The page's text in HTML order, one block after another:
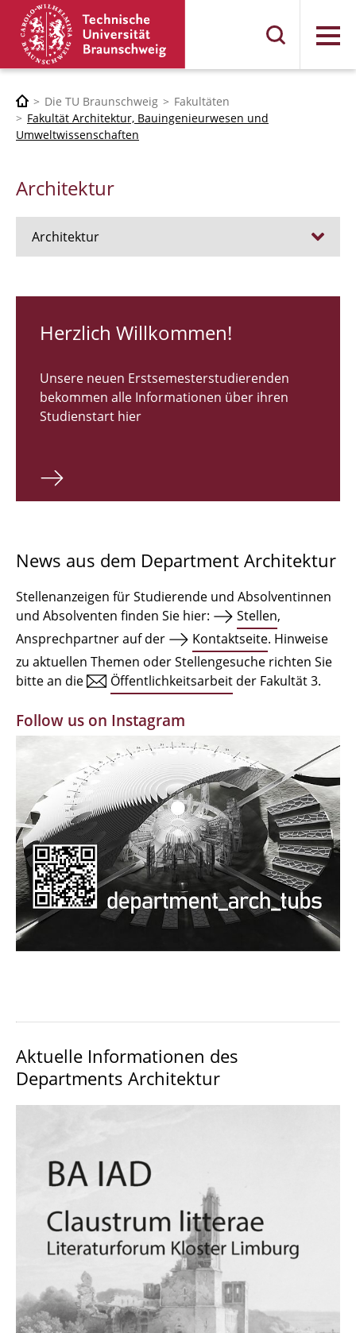
Menü
Die TU Braunschweig
Fakultäten
Fakultät Architektur, Bauingenieurwesen und
Umweltwissenschaften
Architektur
Architektur
RUNDGANG 26
Bachelor Architektur
Master Architektur
Qualifikationsprofil
Institute
Einrichtungen
Zeichensäle
MBW | Modellbauwerkstatt
Alumni | cloud club
Dokumente und Downloads
Herzlich Willkommen!
Unsere neuen Erstsemesterstudierenden
bekommen alle Informationen über ihren
Studienstart hier
News aus dem Department Architektur
Stellenanzeigen für Studierende und Absolventinnen
und Absolventen finden Sie hier:
Stellen,
Ansprechpartner auf der
Kontaktseite. Hinweise
zu aktuellen Themen oder Stellengesuche richten Sie
bitte an die
Öffentlichkeitsarbeit der Fakultät 3.
Follow us on Instagram
Aktuelle Informationen des
Departments Architektur